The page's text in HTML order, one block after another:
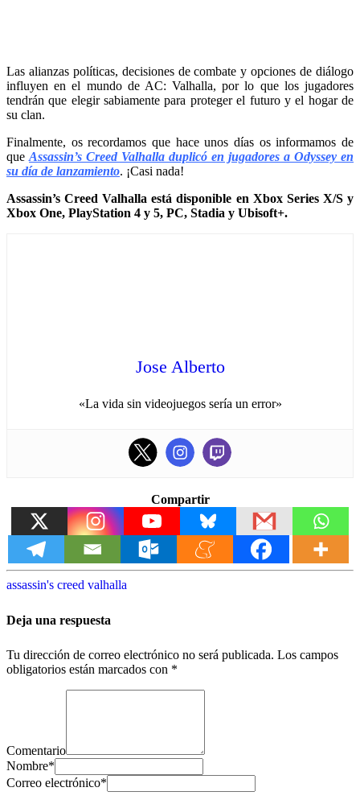
Las alianzas políticas, decisiones de combate y opciones de diálogo
influyen en el mundo de AC: Valhalla, por lo que los jugadores
tendrán que elegir sabiamente para proteger el futuro y el hogar de
su clan.
Finalmente, os recordamos que hace unos días os informamos de
que Assassin’s Creed Valhalla duplicó en jugadores a Odyssey en
su día de lanzamiento. ¡Casi nada!
Assassin’s Creed Valhalla está disponible en Xbox Series X/S y
Xbox One, PlayStation 4 y 5, PC, Stadia y Ubisoft+.
Jose Alberto
«La vida sin videojuegos sería un error»
Compartir
assassin's creed valhalla
Deja una respuesta
Tu dirección de correo electrónico no será publicada. Los campos
obligatorios están marcados con *
Comentario
Nombre*
Correo electrónico*